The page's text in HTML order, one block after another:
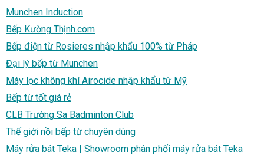
Munchen Induction
Bếp Kường Thịnh.com
Bếp điện từ Rosieres nhập khẩu 100% từ Pháp
Đại lý bếp từ Munchen
Máy lọc không khí Airocide nhập khẩu từ Mỹ
Bếp từ tốt giá rẻ
CLB Trường Sa Badminton Club
Thế giới nồi bếp từ chuyên dùng
Máy rửa bát Teka | Showroom phân phối máy rửa bát Teka